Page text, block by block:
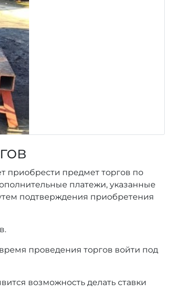
приобрести предмет торгов по
платежи, указанные
подтверждения приобретения
проведения торгов войти под
возможность делать ставки